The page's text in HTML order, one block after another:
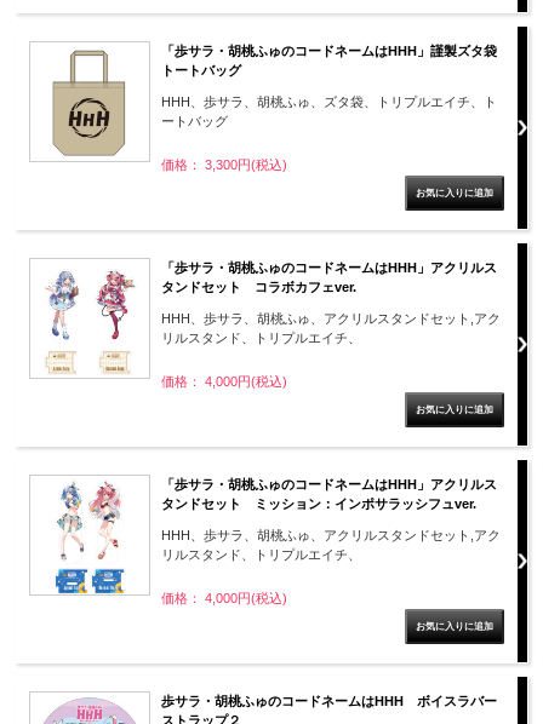
「歩サラ・胡桃ふゅのコードネームはHHH」謹製ズタ袋
トートバッグ
HHH、歩サラ、胡桃ふゅ、ズタ袋、トリプルエイチ、ト
ートバッグ
価格： 3,300円(税込)
「歩サラ・胡桃ふゅのコードネームはHHH」アクリルス
タンドセット コラボカフェver.
HHH、歩サラ、胡桃ふゅ、アクリルスタンドセット,アク
リルスタンド、トリプルエイチ、
価格： 4,000円(税込)
「歩サラ・胡桃ふゅのコードネームはHHH」アクリルス
タンドセット ミッション：インポサラッシフュver.
HHH、歩サラ、胡桃ふゅ、アクリルスタンドセット,アク
リルスタンド、トリプルエイチ、
価格： 4,000円(税込)
歩サラ・胡桃ふゅのコードネームはHHH ボイスラバー
ストラップ２